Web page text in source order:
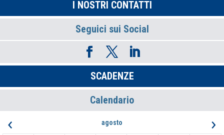
I NOSTRI CONTATTI
Seguici sui Social
SCADENZE
Calendario
‹ agosto ›